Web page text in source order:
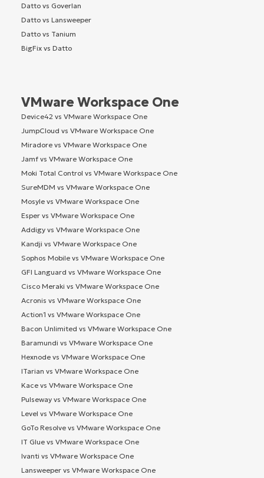
Datto vs Goverlan
Datto vs Lansweeper
Datto vs Tanium
BigFix vs Datto
VMware Workspace One
Device42 vs VMware Workspace One
JumpCloud vs VMware Workspace One
Miradore vs VMware Workspace One
Jamf vs VMware Workspace One
Moki Total Control vs VMware Workspace One
SureMDM vs VMware Workspace One
Mosyle vs VMware Workspace One
Esper vs VMware Workspace One
Addigy vs VMware Workspace One
Kandji vs VMware Workspace One
Sophos Mobile vs VMware Workspace One
GFI Languard vs VMware Workspace One
Cisco Meraki vs VMware Workspace One
Acronis vs VMware Workspace One
Action1 vs VMware Workspace One
Bacon Unlimited vs VMware Workspace One
Baramundi vs VMware Workspace One
Hexnode vs VMware Workspace One
ITarian vs VMware Workspace One
Kace vs VMware Workspace One
Pulseway vs VMware Workspace One
Level vs VMware Workspace One
GoTo Resolve vs VMware Workspace One
IT Glue vs VMware Workspace One
Ivanti vs VMware Workspace One
Lansweeper vs VMware Workspace One